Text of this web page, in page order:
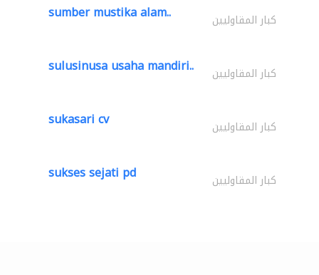
sumber mustika alam.. كبار المقاوليين
sulusinusa usaha mandiri.. كبار المقاوليين
sukasari cv كبار المقاوليين
sukses sejati pd كبار المقاوليين